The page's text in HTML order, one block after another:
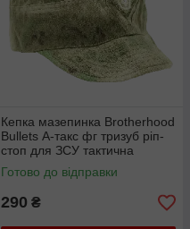
Кепка мазепинка Brotherhood
Bullets А-такс фг тризуб ріп-
стоп для ЗСУ тактична
Готово до відправки
290 ₴